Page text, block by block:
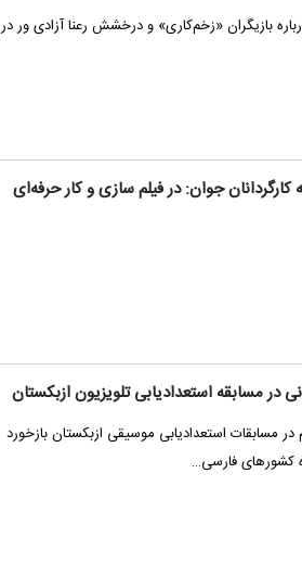
بازیگران «زخم‌کاری» و درخشش رعنا آزادی ور در
جوان: در فیلم سازی و کار حرفه‌ای
در مسابقه استعدادیابی تلویزیون ازبکستان
در مسابقات استعدادیابی موسیقی ازبکستان بازخورد
کشورهای فارسی…